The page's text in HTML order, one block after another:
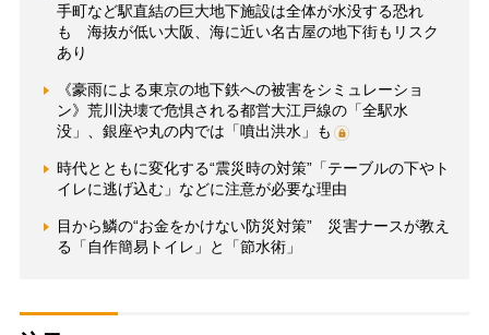
手町など駅直結の巨大地下施設は全体が水没する恐れ
も 海抜が低い大阪、海に近い名古屋の地下街もリスク
あり
《豪雨による東京の地下鉄への被害をシミュレーショ
ン》荒川決壊で危惧される都営大江戸線の「全駅水
没」、銀座や丸の内では「噴出洪水」も
時代とともに変化する“震災時の対策”「テーブルの下やト
イレに逃げ込む」などに注意が必要な理由
目から鱗の“お金をかけない防災対策” 災害ナースが教え
る「自作簡易トイレ」と「節水術」